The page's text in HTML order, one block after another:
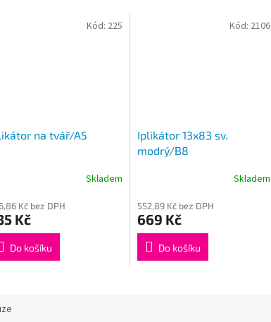
na tvář/A5
Skladem
Kč bez DPH
Kč
Do košíku
Kód: 225
Iplikátor 13x83 sv.
modrý/B8
Skladem
552,89 Kč bez DPH
669 Kč
Do košíku
Kód: 2106